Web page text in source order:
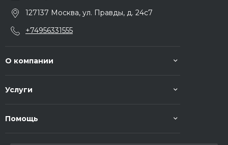
127137 Москва, ул. Правды, д. 24с7
+74956331555
О компании
Услуги
Помощь